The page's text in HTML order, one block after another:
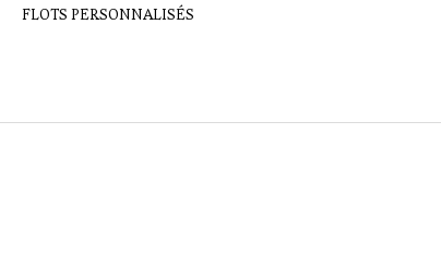
FLOTS PERSONNALISÉS